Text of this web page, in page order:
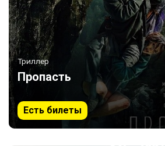
Триллер
Пропасть
Есть билеты